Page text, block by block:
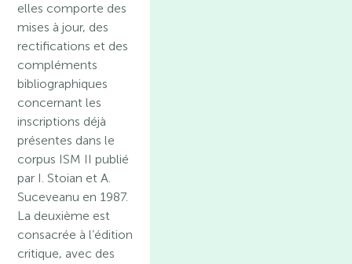
elles comporte des
mises à jour, des
rectifications et des
compléments
bibliographiques
concernant les
inscriptions déjà
présentes dans le
corpus ISM II publié
par I. Stoian et A.
Suceveanu en 1987.
La deuxième est
consacrée à l’édition
critique, avec des